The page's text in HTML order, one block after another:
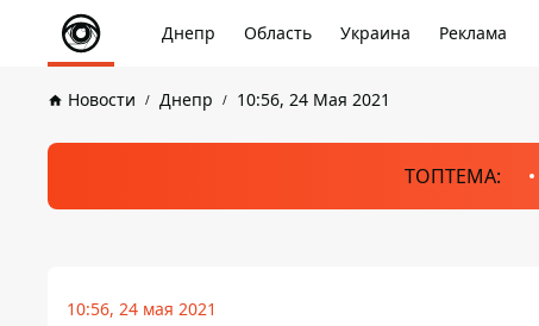
Днепр Область Украина Реклама
Новости Днепр 10:56, 24 Мая 2021
ТОПТЕМА:
10:56, 24 мая 2021